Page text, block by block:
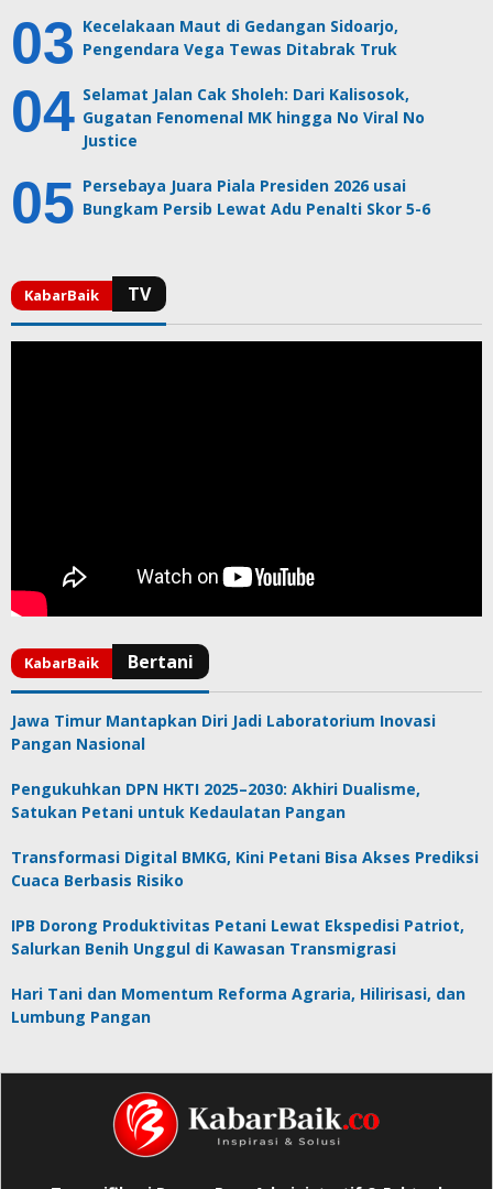
Kecelakaan Maut di Gedangan Sidoarjo,
Pengendara Vega Tewas Ditabrak Truk
Selamat Jalan Cak Sholeh: Dari Kalisosok,
Gugatan Fenomenal MK hingga No Viral No
Justice
Persebaya Juara Piala Presiden 2026 usai
Bungkam Persib Lewat Adu Penalti Skor 5-6
Jawa Timur Mantapkan Diri Jadi Laboratorium Inovasi
Pangan Nasional
Pengukuhkan DPN HKTI 2025–2030: Akhiri Dualisme,
Satukan Petani untuk Kedaulatan Pangan
Transformasi Digital BMKG, Kini Petani Bisa Akses Prediksi
Cuaca Berbasis Risiko
IPB Dorong Produktivitas Petani Lewat Ekspedisi Patriot,
Salurkan Benih Unggul di Kawasan Transmigrasi
Hari Tani dan Momentum Reforma Agraria, Hilirisasi, dan
Lumbung Pangan